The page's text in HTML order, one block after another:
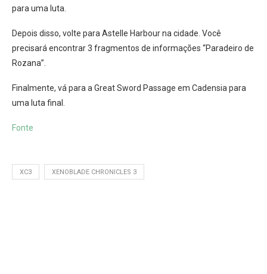
para uma luta.
Depois disso, volte para Astelle Harbour na cidade. Você
precisará encontrar 3 fragmentos de informações “Paradeiro de
Rozana”.
Finalmente, vá para a Great Sword Passage em Cadensia para
uma luta final.
Fonte
XC3 XENOBLADE CHRONICLES 3